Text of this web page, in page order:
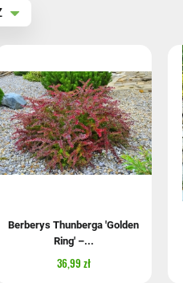
Berberys Thunberga 'Golden
Ring' –...
36,99 zł